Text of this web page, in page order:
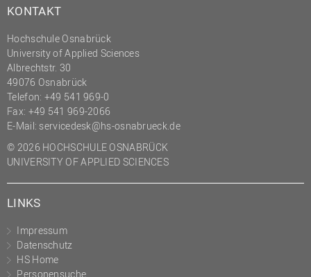
KONTAKT
Hochschule Osnabrück
University of Applied Sciences
Albrechtstr. 30
49076 Osnabrück
Telefon: +49 541 969-0
Fax: +49 541 969-2066
E-Mail: servicedesk@hs-osnabrueck.de
© 2026 HOCHSCHULE OSNABRÜCK
UNIVERSITY OF APPLIED SCIENCES
LINKS
Impressum
Datenschutz
HS Home
Personensuche